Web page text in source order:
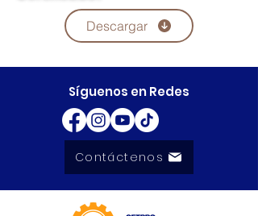
Descargar
Síguenos en Redes
Contáctenos